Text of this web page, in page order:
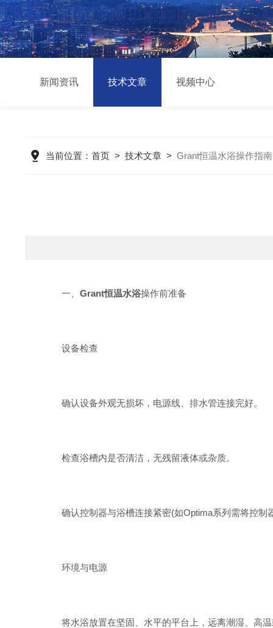
新闻资讯 技术文章 视频中心
当前位置： 首页> 技术文章> Grant恒温水浴操作指南
一、 Grant恒温水浴操作前准备
设备检查
确认设备外观无损坏，电源线、排水管连接完好。
检查浴槽内是否清洁，无残留液体或杂质。
确认控制器与浴槽连接紧密(如Optima系列需将控制
环境与电源
将水浴放置在坚固、水平的平台上，远离潮湿、高温